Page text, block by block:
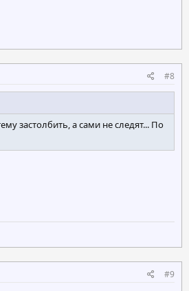
#8
застолбить, а сами не следят... По
#9